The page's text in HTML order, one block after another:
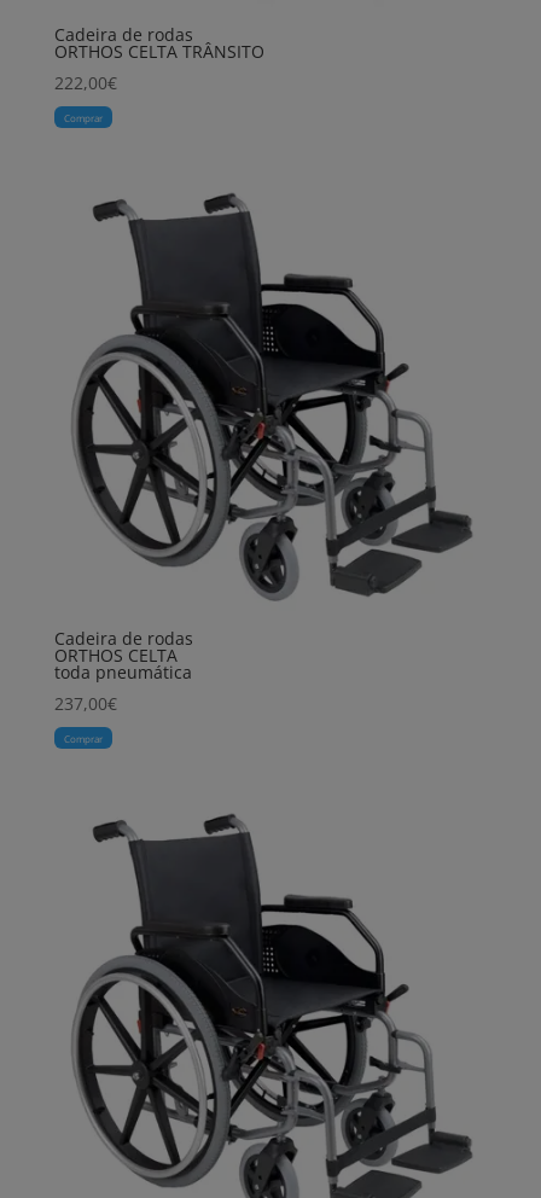
Cadeira de rodas
ORTHOS CELTA TRÂNSITO
222,00€
Comprar
Cadeira de rodas
ORTHOS CELTA
toda pneumática
237,00€
Comprar